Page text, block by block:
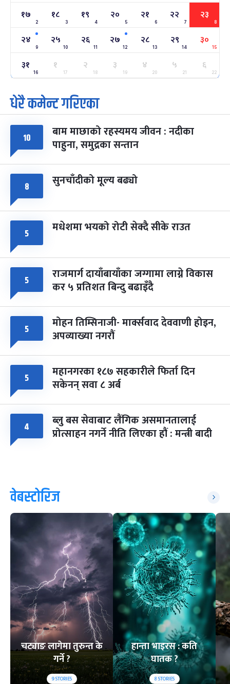
सोम फाल्गुन २४, २०८३- Mar 8, 2027
७ महिना बाँकी
२५
मंगल
ग्याल्पो ल्होसार
फाल्गुन २५, २०८३ Mar 9, 2027
७ महिना बाँकी
७
आइत
पूर्णिमा व्रत
चैत्र ७, २०८३-Mar 21, 2027
८ फागुपूर्णिमा
चैत्र ८, २०८३-Mar 22, 2027
७ महिना बाँकी
१७
2
१८
3
१९
4
२०
5
२१
6
२२
7
२३
8
२४
9
२५
10
२६
11
२७
12
२८
13
२९
14
३०
15
३१
16
१
17
२
18
३
19
४
20
५
21
६
22
धेरै कमेन्ट गरिएका
१० बाम माछाको रहस्यमय जीवन : नदीका
पाहुना, समुद्रका सन्तान
८ सुनचाँदीको मूल्य बढ्यो
५ मधेशमा भयको रोटी सेक्दै सीके राउत
५ राजमार्ग दायाँबायाँका जग्गामा लाग्ने विकास
कर ५ प्रतिशत बिन्दु बढाइँदै
५ मोहन तिम्सिनाजी- मार्क्सवाद देववाणी होइन,
अपव्याख्या नगरौं
५ महानगरका १८७ सहकारीले फिर्ता दिन
सकेनन् सवा ८ अर्ब
४ ब्लु बस सेवाबाट लैंगिक असमानतालाई
प्रोत्साहन नगर्ने नीति लिएका हौं : मन्त्री बादी
वेबस्टोरिज
चट्याङ लागेमा तुरुन्त के
गर्ने ?
9STORIES
हान्ता भाइरस : कति
घातक ?
8STORIES